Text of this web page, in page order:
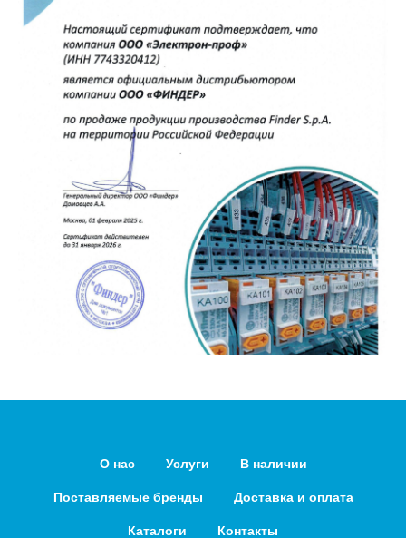
О нас Услуги В наличии
Поставляемые бренды Доставка и оплата
Каталоги Контакты